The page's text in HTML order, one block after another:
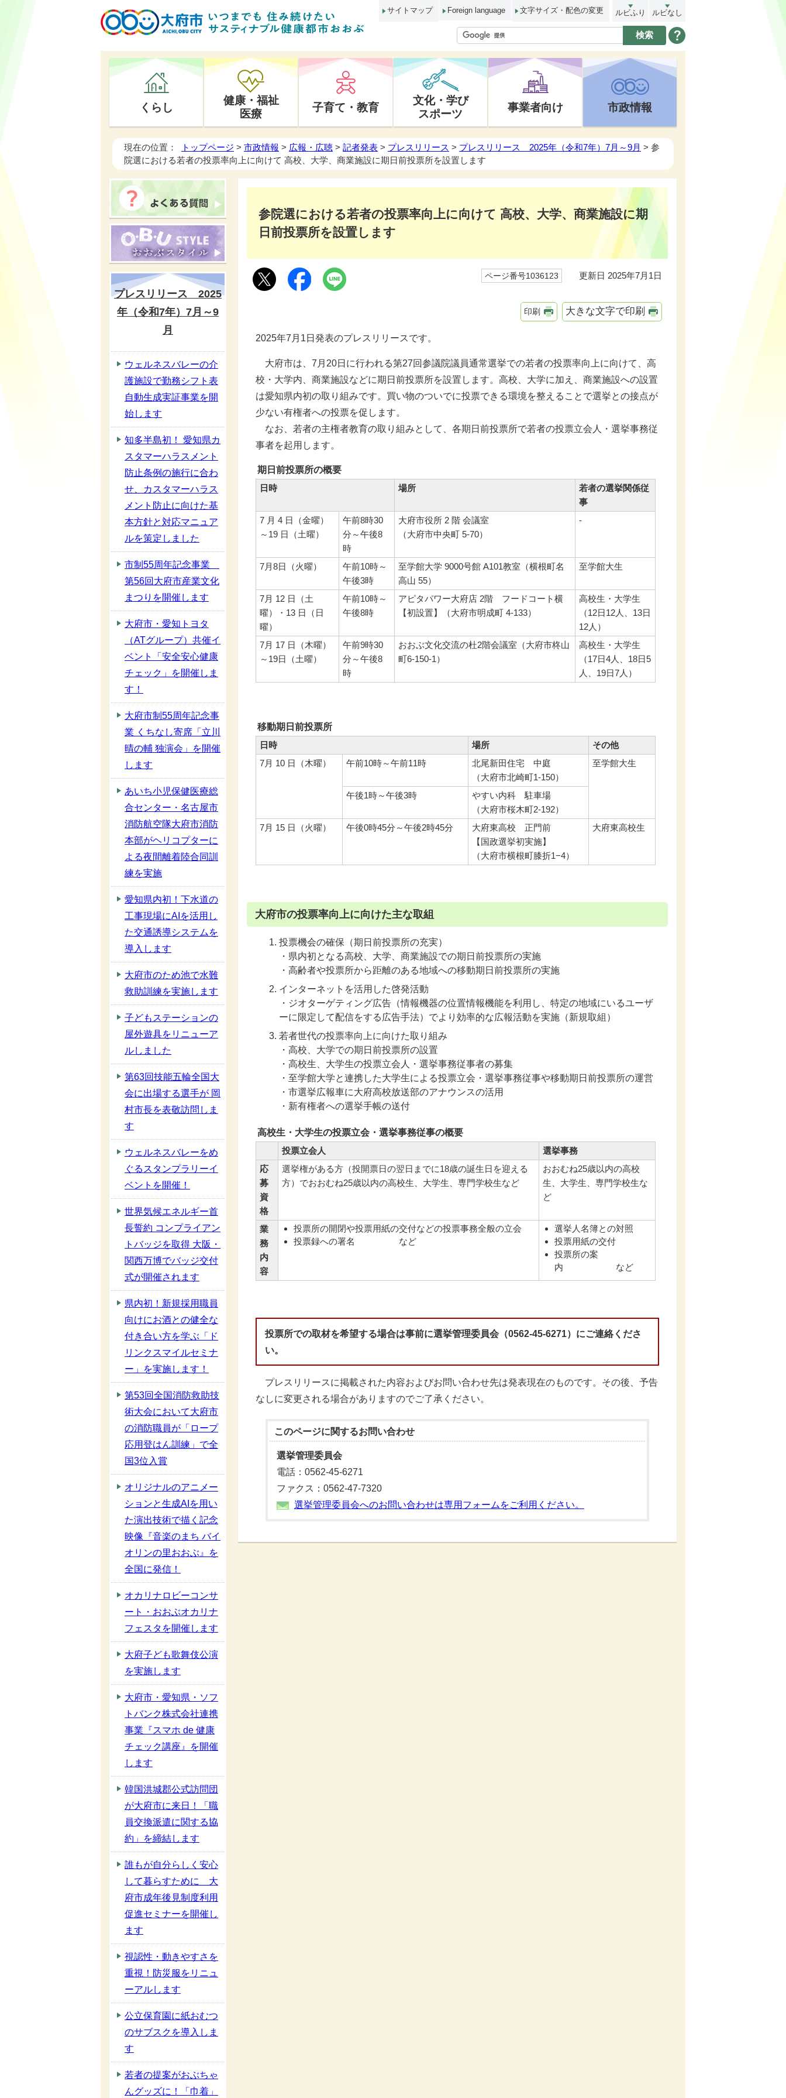
サイトマップ Foreign language 文字サイズ・配色の変更 ルビふり ルビなし
くらし
健康・福祉
医療
子育て・教育
文化・学び
スポーツ
事業者向け 市政情報
現在の位置： トップページ > 市政情報 > 広報・広聴 > 記者発表 > プレスリリース > プレスリリース 2025年（令和7年）7月～9月 > 参
院選における若者の投票率向上に向けて 高校、大学、商業施設に期日前投票所を設置します
参院選における若者の投票率向上に向けて 高校、大学、商業施設に期
日前投票所を設置します
ページ番号1036123 更新日 2025年7月1日
印刷 大きな文字で印刷
2025年7月1日発表のプレスリリースです。
大府市は、7月20日に行われる第27回参議院議員通常選挙での若者の投票率向上に向けて、高
校・大学内、商業施設などに期日前投票所を設置します。高校、大学に加え、商業施設への設置
は愛知県内初の取り組みです。買い物のついでに投票できる環境を整えることで選挙との接点が
少ない有権者への投票を促します。
なお、若者の主権者教育の取り組みとして、各期日前投票所で若者の投票立会人・選挙事務従
事者を起用します。
期日前投票所の概要
日時
場所
若者の選挙関係従
事
7 月 4 日（金曜）
～19 日（土曜）
午前8時30
分～午後8
時
大府市役所 2 階 会議室
（大府市中央町 5-70）
-
7月8日（火曜）
午前10時～
午後3時
至学館大学 9000号館 A101教室（横根町名
高山 55）
至学館大生
7月 12 日（土
曜）・13 日（日
曜）
午前10時～
午後8時
アピタパワー大府店 2階 フードコート横
【初設置】（大府市明成町 4-133）
高校生・大学生
（12日12人、13日
12人）
7月 17 日（木曜）
～19日（土曜）
午前9時30
分～午後8
時
おおぶ文化交流の杜2階会議室（大府市柊山
町6-150-1）
高校生・大学生
（17日4人、18日5
人、19日7人）
移動期日前投票所
日時
場所
その他
7月 10 日（木曜）
午前10時～午前11時
北尾新田住宅 中庭
（大府市北崎町1-150）
至学館大生
午後1時～午後3時
やすい内科 駐車場
（大府市桜木町2-192）
7月 15 日（火曜）
午後0時45分～午後2時45分
大府東高校 正門前
【国政選挙初実施】
（大府市横根町膝折1−4）
大府東高校生
大府市の投票率向上に向けた主な取組
投票機会の確保（期日前投票所の充実）
・県内初となる高校、大学、商業施設での期日前投票所の実施
・高齢者や投票所から距離のある地域への移動期日前投票所の実施
インターネットを活用した啓発活動
・ジオターゲティング広告（情報機器の位置情報機能を利用し、特定の地域にいるユーザ
ーに限定して配信をする広告手法）でより効率的な広報活動を実施（新規取組）
若者世代の投票率向上に向けた取り組み
・高校、大学での期日前投票所の設置
・高校生、大学生の投票立会人・選挙事務従事者の募集
・至学館大学と連携した大学生による投票立会・選挙事務従事や移動期日前投票所の運営
・市選挙広報車に大府高校放送部のアナウンスの活用
・新有権者への選挙手帳の送付
高校生・大学生の投票立会・選挙事務従事の概要
投票立会人
選挙事務
応
募
資
格
選挙権がある方（投開票日の翌日までに18歳の誕生日を迎える
方）でおおむね25歳以内の高校生、大学生、専門学校生など
おおむね25歳以内の高校
生、大学生、専門学校生な
ど
業
務
内
容
投票所の開閉や投票用紙の交付などの投票事務全般の立会
投票録への署名 など
選挙人名簿との対照
投票用紙の交付
投票所の案
内 など
投票所での取材を希望する場合は事前に選挙管理委員会（0562-45-6271）にご連絡くださ
い。
プレスリリースに掲載された内容およびお問い合わせ先は発表現在のものです。その後、予告
なしに変更される場合がありますのでご了承ください。
このページに関するお問い合わせ
選挙管理委員会
電話：0562-45-6271
ファクス：0562-47-7320
選挙管理委員会へのお問い合わせは専用フォームをご利用ください。
プレスリリース 2025
年（令和7年）7月～9
月
ウェルネスバレーの介
護施設で勤務シフト表
自動生成実証事業を開
始します
知多半島初！ 愛知県カ
スタマーハラスメント
防止条例の施行に合わ
せ、カスタマーハラス
メント防止に向けた基
本方針と対応マニュア
ルを策定しました
市制55周年記念事業
第56回大府市産業文化
まつりを開催します
大府市・愛知トヨタ
（ATグループ）共催イ
ベント「安全安心健康
チェック」を開催しま
す！
大府市制55周年記念事
業 くちなし寄席「立川
晴の輔 独演会」を開催
します
あいち小児保健医療総
合センター・名古屋市
消防航空隊大府市消防
本部がヘリコプターに
よる夜間離着陸合同訓
練を実施
愛知県内初！下水道の
工事現場にAIを活用し
た交通誘導システムを
導入します
大府市のため池で水難
救助訓練を実施します
子どもステーションの
屋外遊具をリニューア
ルしました
第63回技能五輪全国大
会に出場する選手が 岡
村市長を表敬訪問しま
す
ウェルネスバレーをめ
ぐるスタンプラリーイ
ベントを開催！
世界気候エネルギー首
長誓約 コンプライアン
トバッジを取得 大阪・
関西万博でバッジ交付
式が開催されます
県内初！新規採用職員
向けにお酒との健全な
付き合い方を学ぶ「ド
リンクスマイルセミナ
ー」を実施します！
第53回全国消防救助技
術大会において大府市
の消防職員が「ロープ
応用登はん訓練」で全
国3位入賞
オリジナルのアニメー
ションと生成AIを用い
た演出技術で描く記念
映像『音楽のまち バイ
オリンの里おおぶ』を
全国に発信！
オカリナロビーコンサ
ート・おおぶオカリナ
フェスタを開催します
大府子ども歌舞伎公演
を実施します
大府市・愛知県・ソフ
トバンク株式会社連携
事業『スマホ de 健康
チェック講座』を開催
します
韓国洪城郡公式訪問団
が大府市に来日！「職
員交換派遣に関する協
約」を締結します
誰もが自分らしく安心
して暮らすために 大
府市成年後見制度利用
促進セミナーを開催し
ます
視認性・動きやすさを
重視！防災服をリニュ
ーアルします
公立保育園に紙おむつ
のサブスクを導入しま
す
若者の提案がおぶちゃ
んグッズに！「巾着」